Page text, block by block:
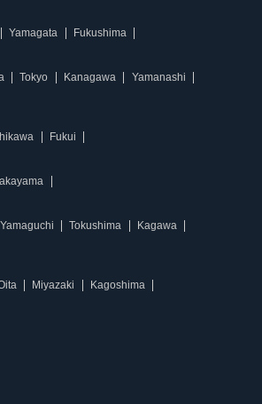
Yamagata Fukushima
Tokyo Kanagawa
Yamanashi
Fukui
Yamaguchi Tokushima
Kagawa
Miyazaki
Kagoshima